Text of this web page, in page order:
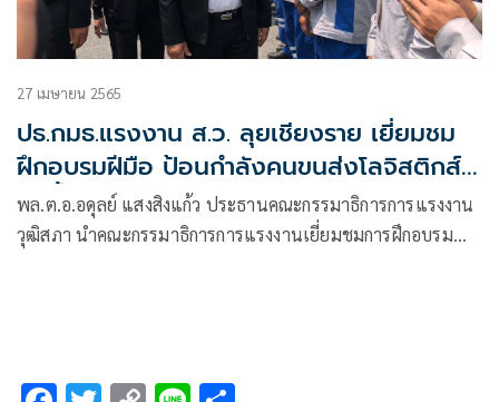
27 เมษายน 2565
ปธ.กมธ.แรงงาน ส.ว. ลุยเชียงราย เยี่ยมชม
ฝึกอบรมฝีมือ ป้อนกำลังคนขนส่งโลจิสติกส์
ลุ่มน้ำโขง
พล.ต.อ.อดุลย์ แสงสิงแก้ว ประธานคณะกรรมาธิการการแรงงาน
วุฒิสภา นำคณะกรรมาธิการการแรงงานเยี่ยมชมการฝึกอบรม